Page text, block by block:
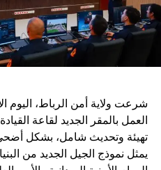
دول جنوب شرق آسيا.
ويرى مراقبون أن الدعوة
الذكاء الاصطناعي تعكس التحول
فقط تطوير القدرات التقنية،
متاحة بشكل عادل وآمن لجميع
وفي ظل المنافسة العالمية
الاصطناعي، تطرح الصين رؤية
العمل بالمقر الجديد لقاعة
تهيئة وتحديث شامل، بشكل
يمثل نموذج الجيل الجديد من